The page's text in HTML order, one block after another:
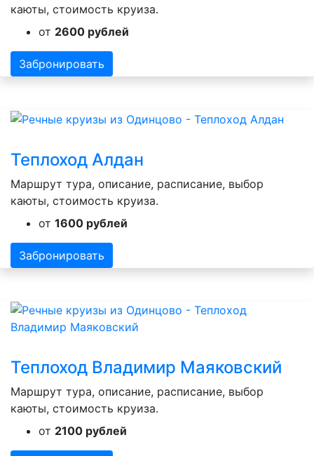
каюты, стоимость круиза.
от 2600 рублей
Забронировать
Теплоход Алдан
Маршрут тура, описание, расписание, выбор
каюты, стоимость круиза.
от 1600 рублей
Забронировать
Теплоход Владимир Маяковский
Маршрут тура, описание, расписание, выбор
каюты, стоимость круиза.
от 2100 рублей